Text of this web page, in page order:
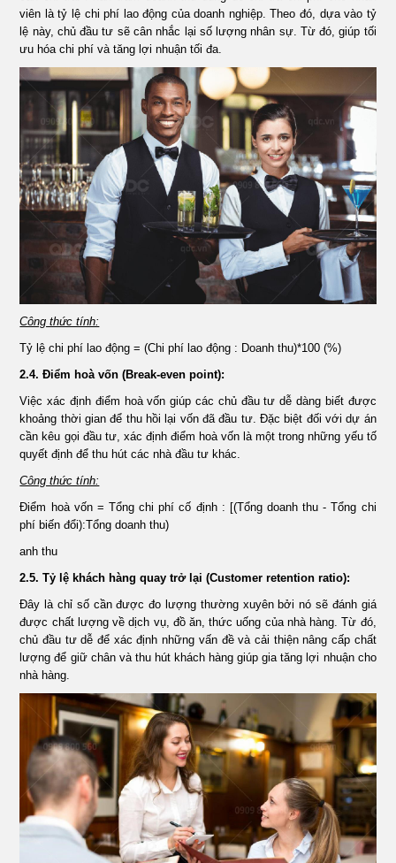
viên là tỷ lệ chi phí lao động của doanh nghiệp. Theo đó, dựa vào tỷ
lệ này, chủ đầu tư sẽ cân nhắc lại số lượng nhân sự. Từ đó, giúp tối
ưu hóa chi phí và tăng lợi nhuận tối đa.
Công thức tính:
Tỷ lệ chi phí lao động = (Chi phí lao động : Doanh thu)*100 (%)
2.4. Điểm hoà vốn (Break-even point):
Việc xác định điểm hoà vốn giúp các chủ đầu tư dễ dàng biết được
khoảng thời gian để thu hồi lại vốn đã đầu tư. Đặc biệt đối với dự án
cần kêu gọi đầu tư, xác định điểm hoà vốn là một trong những yếu tố
quyết định để thu hút các nhà đầu tư khác.
Công thức tính:
Điểm hoà vốn = Tổng chi phí cố định : [(Tổng doanh thu - Tổng chi
phí biến đổi):Tổng doanh thu)
anh thu
2.5. Tỷ lệ khách hàng quay trở lại (Customer retention ratio):
Đây là chỉ số cần được đo lượng thường xuyên bởi nó sẽ đánh giá
được chất lượng về dịch vụ, đồ ăn, thức uống của nhà hàng. Từ đó,
chủ đầu tư dễ để xác định những vấn đề và cải thiện nâng cấp chất
lượng để giữ chân và thu hút khách hàng giúp gia tăng lợi nhuận cho
nhà hàng.